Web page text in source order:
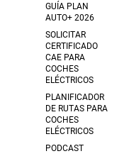
GUÍA PLAN
AUTO+ 2026
SOLICITAR
CERTIFICADO
CAE PARA
COCHES
ELÉCTRICOS
PLANIFICADOR
DE RUTAS PARA
COCHES
ELÉCTRICOS
PODCAST